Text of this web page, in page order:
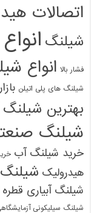
اتصالات
شیلنگ
فشار بالا انواع
شیلنگ های پلی اتیلن
بهترین
شیلنگ
خرید شیلنگ آب
هیدرولیک
شیلنگ آبیاری
شیلنگ سیلیکونی